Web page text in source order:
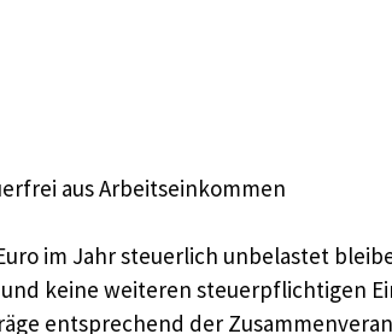
aus Arbeitseinkommen
im Jahr steuerlich unbelastet
keine weiteren steuerpflichtigen
entsprechend der